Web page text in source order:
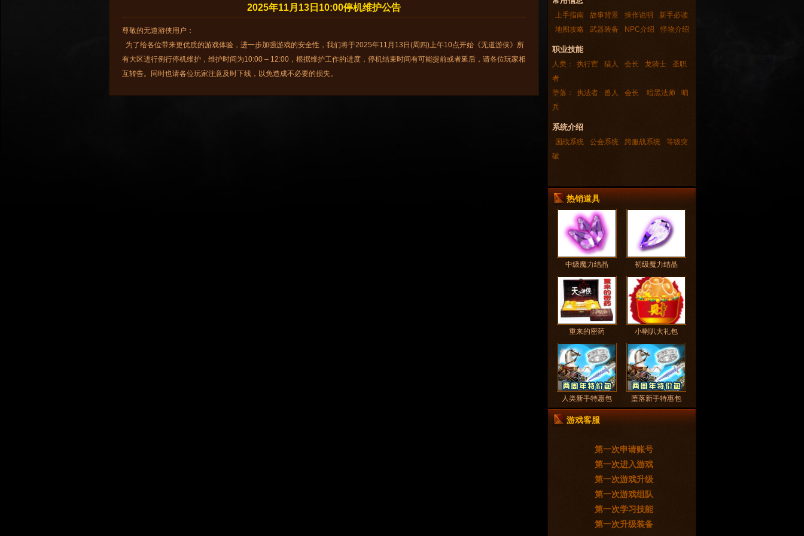
2025年11月13日10:00停机维护公告
尊敬的无道游侠用户：
为了给各位带来更优质的游戏体验，进一步加强游戏的安全性，我们将于2025年11月13日(周四)上午10点开始《无道游侠》所
有大区进行例行停机维护，维护时间为10:00 – 12:00，根据维护工作的进度，停机结束时间有可能提前或者延后，请各位玩家相
互转告。同时也请各位玩家注意及时下线，以免造成不必要的损失。
上手指南 故事背景 操作说明
新手必读
地图攻略
武器装备 NPC介绍 怪物介绍
职业技能
人类： 执行官 猎人 会长 龙骑士
圣职
者
堕落：
执法者 兽人 会长 暗黑法师
哨
兵
系统介绍
国战系统 公会系统 跨服战系统
等级突
破
热销道具
中级魔力结晶 初级魔力结晶
重来的密药 小喇叭大礼包
人类新手特惠包 堕落新手特惠包
游戏客服
第一次申请账号
第一次进入游戏
第一次游戏升级
第一次游戏组队
第一次学习技能
第一次升级装备